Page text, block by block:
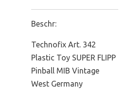
Beschr:
Technofix Art. 342
Plastic Toy SUPER FLIPP
Pinball MIB Vintage
West Germany